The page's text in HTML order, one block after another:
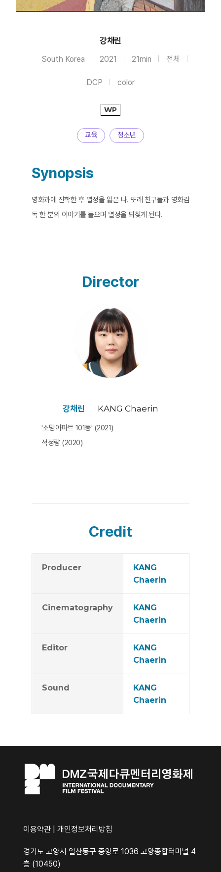
강채린
South Korea 2021 21min 전체
DCP color
WP
교육 청소년
Synopsis
영화과에 진학한 후 열정을 잃은 나. 또래 친구들과 영화감
독 한 분의 이야기를 들으며 열정을 되찾게 된다.
Director
강채린 KANG Chaerin
'소망아파트 101동' (2021)
적정량 (2020)
Credit
Producer
KANG
Chaerin
Cinematography
KANG
Chaerin
Editor
KANG
Chaerin
Sound
KANG
Chaerin
이용약관 개인정보처리방침
경기도 고양시 일산동구 중앙로 1036 고양종합터미널 4
층 (10450)